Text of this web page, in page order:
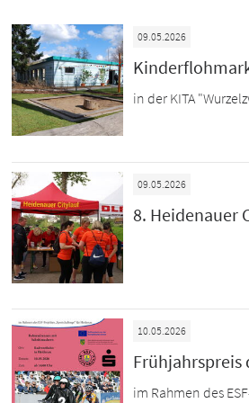
09.05.2026
in der KITA
09.05.2026
8. Heidenauer
10.05.2026
Frühjahrspreis
im Rahmen des